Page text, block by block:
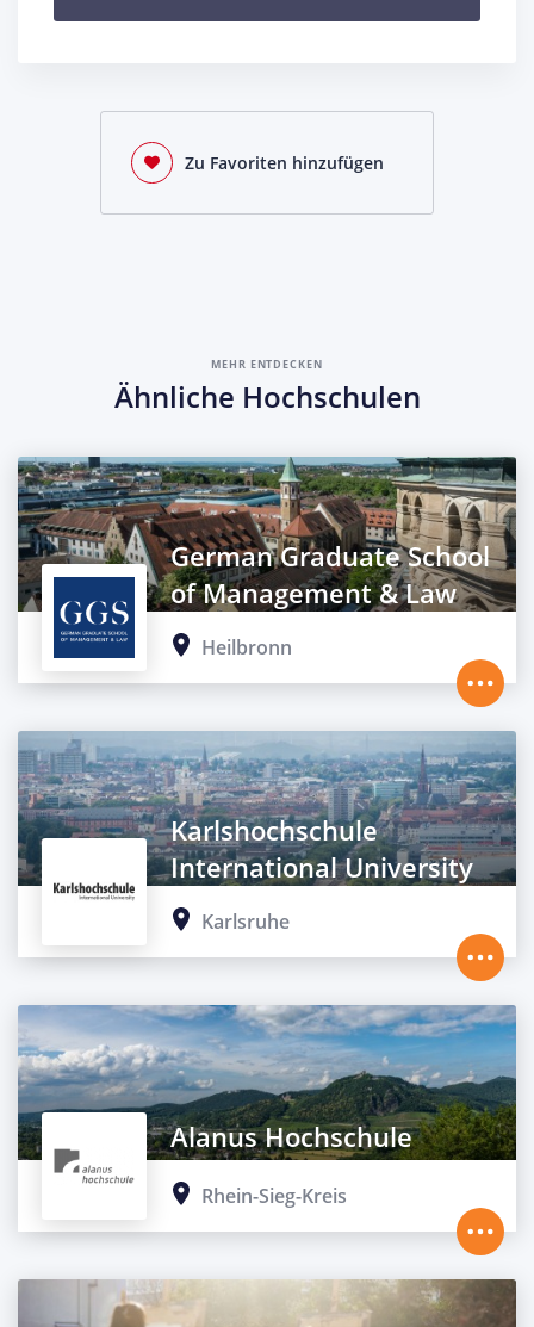
Zu Favoriten hinzufügen
MEHR ENTDECKEN
Ähnliche Hochschulen
German Graduate School
of Management & Law
Heilbronn
Karlshochschule
International University
Karlsruhe
Alanus Hochschule
Rhein-Sieg-Kreis